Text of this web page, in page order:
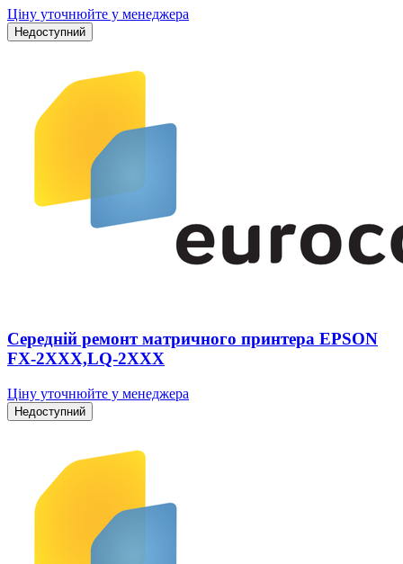
Ціну уточнюйте у менеджера
Недоступний
Середній ремонт матричного принтера EPSON
FX-2XXX,LQ-2XXX
Ціну уточнюйте у менеджера
Недоступний